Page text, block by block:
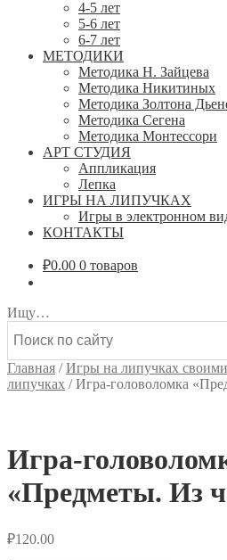
4-5 лет
5-6 лет
6-7 лет
МЕТОДИКИ
Методика Н. Зайцева
Методика Никитиных
Методика Золтона
Методика Сегена
Методика Монтессори
АРТ СТУДИЯ
Аппликация
Лепка
ИГРЫ НА ЛИПУЧКАХ
Игры в электронном
КОНТАКТЫ
₽0.00 0 товаров
Ищу…
Главная /Игры на липучках
липучках /Игра-головоломка
Игра-
«Предметы. Из
₽120.00